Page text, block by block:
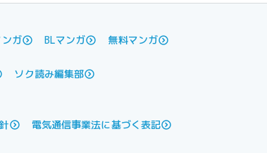
ガ BLマンガ 無料マンガ
ソク読み編集部
電気通信事業法に基づく表記